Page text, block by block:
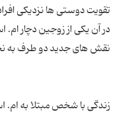
تقویت دوستی ها نزدیکی
در آن یکی از زوجین دچار
زندگی با شخص مبتلا به